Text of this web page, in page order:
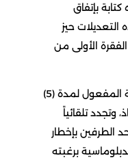
بإتفاق
حيز
الأولى من
3. تظل مذكرة التفاهم هذه سارية المفعول لمدة (5)
تلقائياً
الطرفين بإخطار
برغبته